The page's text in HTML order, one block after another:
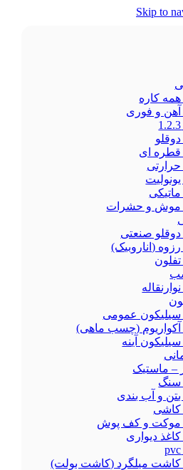
Skip to
کاره
و فوری
ای
و حشرات
صنعتی
(اناروبیک)
عمومی
(چسب ماهی)
آینه
– ماستیک
و آب بندی
و کف پوش
دیواری
میلگرد (کاشت بولت)